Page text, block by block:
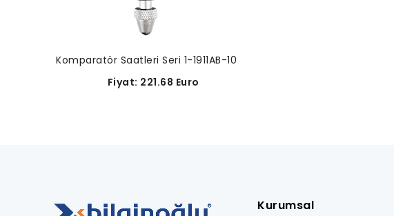
Komparatör Saatleri Seri 1-1911AB-10
Fiyat: 221.68 Euro
Kurumsal